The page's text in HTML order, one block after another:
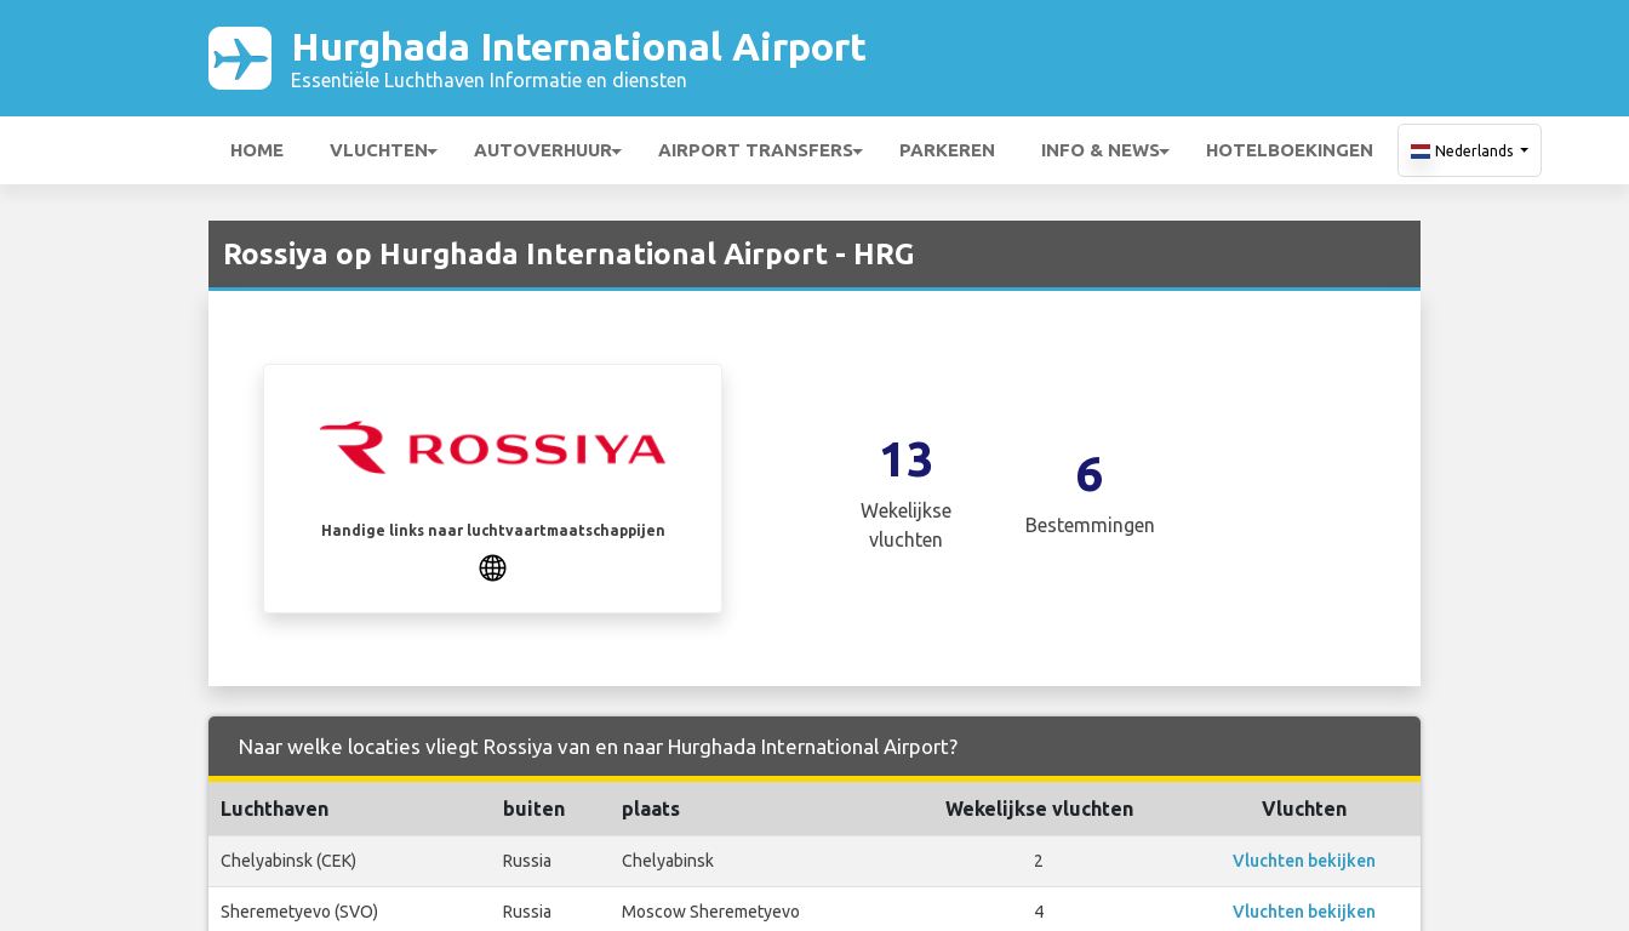
Hurghada International Airport
Essentiële Luchthaven Informatie en diensten
HOME VLUCHTEN AUTOVERHUUR AIRPORT TRANSFERS PARKEREN INFO & NEWS HOTELBOEKINGEN Nederlands
Rossiya op Hurghada International Airport - HRG
Handige links naar luchtvaartmaatschappijen
13
Wekelijkse
vluchten
6
Bestemmingen
Naar welke locaties vliegt Rossiya van en naar Hurghada International Airport?
Luchthaven buiten plaats Wekelijkse vluchten Vluchten
Chelyabinsk (CEK) Russia Chelyabinsk 2 Vluchten bekijken
Sheremetyevo (SVO) Russia Moscow Sheremetyevo 4 Vluchten bekijken